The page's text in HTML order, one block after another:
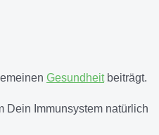
Gesundheitbeiträgt.
Dein Immunsystem natürlich